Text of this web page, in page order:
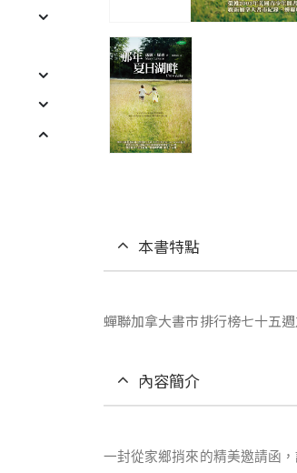
本書特點
蟬聯加拿大書市排行榜七十五
內容簡介
一封從家鄉捎來的精美邀請函